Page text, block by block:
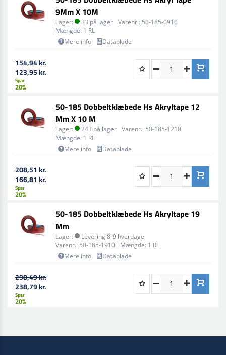
9Mm X 10M
Lager: 33 på lager Varenr.: 50-185-0910
Mængde: 1 RL
Mere info
Datablade
154,94 kr.
123,95 kr.
Spar
20%
50-185 Dobbeltklæbede Hs Akryltape 12
Mm X 10 M
Lager: 243 på lager Varenr.: 50-185-1210
Mængde: 1 RL
Mere info
Datablade
208,51 kr.
166,81 kr.
Spar
20%
50-185 Dobbeltklæbede Hs Akryltape 19
Mm
Lager:
Levering 8-9 hverdage
Varenr.: 50-185-1910 Mængde: 1 RL
Mere info
Datablade
298,49 kr.
238,79 kr.
Spar
20%